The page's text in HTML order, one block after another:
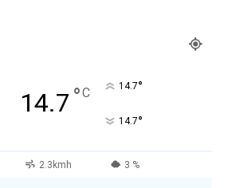
14.7 °C 14.7°
14.7°
2.3kmh 3 %